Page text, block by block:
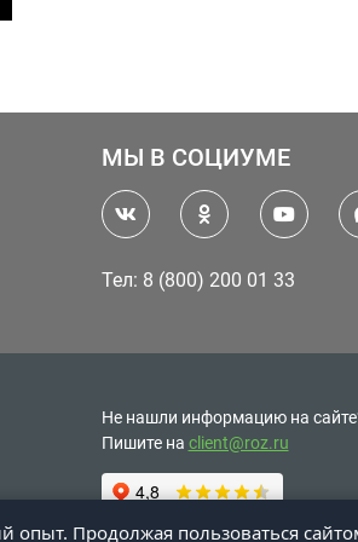
МЫ В СОЦИУМЕ
Тел: 8 (800) 200 01 33
Не нашли информацию на
Пишите на client@roz.ru
опыт. Продолжая пользоваться